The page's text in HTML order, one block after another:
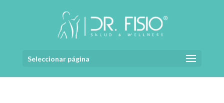
Seleccionar página